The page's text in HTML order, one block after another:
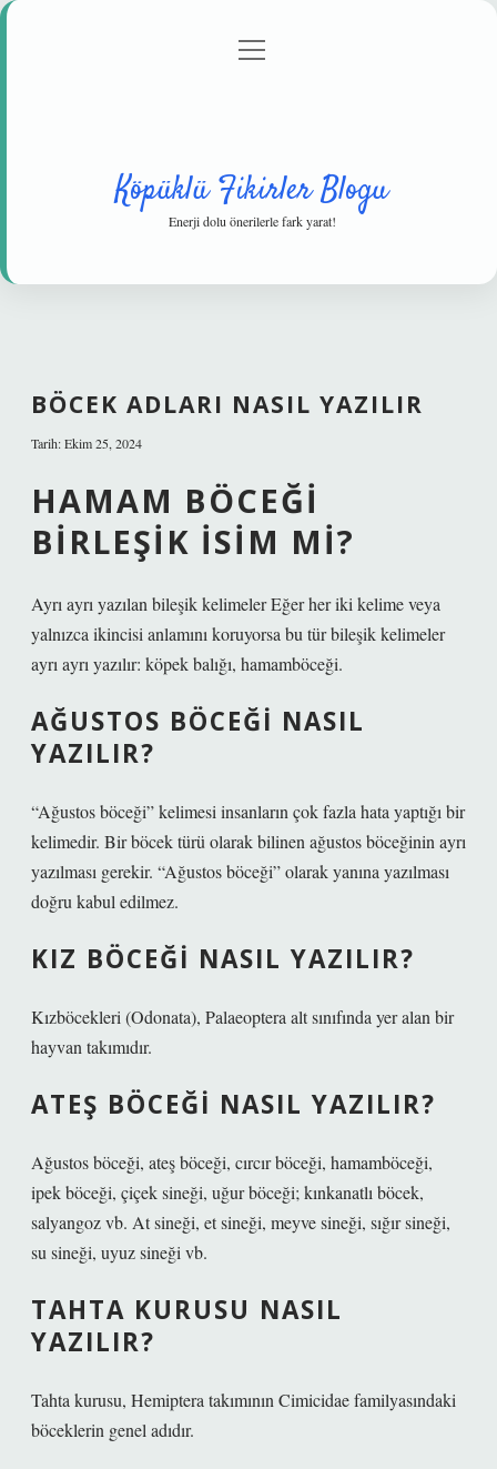
Gizlilik Politikası
menüyü
Köpüklü Fikirler Blogu
Enerji dolu önerilerle fark yarat!
BÖCEK ADLARI NASIL YAZILIR
Tarih: Ekim 25, 2024
HAMAM BÖCEĞI
BIRLEŞIK ISIM MI?
Ayrı ayrı yazılan bileşik kelimeler Eğer her iki kelime veya
yalnızca ikincisi anlamını koruyorsa bu tür bileşik kelimeler
ayrı ayrı yazılır: köpek balığı, hamamböceği.
AĞUSTOS BÖCEĞI NASIL
YAZILIR?
“Ağustos böceği” kelimesi insanların çok fazla hata yaptığı bir
kelimedir. Bir böcek türü olarak bilinen ağustos böceğinin ayrı
yazılması gerekir. “Ağustos böceği” olarak yanına yazılması
doğru kabul edilmez.
KIZ BÖCEĞI NASIL YAZILIR?
Kızböcekleri (Odonata), Palaeoptera alt sınıfında yer alan bir
hayvan takımıdır.
ATEŞ BÖCEĞI NASIL YAZILIR?
Ağustos böceği, ateş böceği, cırcır böceği, hamamböceği,
ipek böceği, çiçek sineği, uğur böceği; kınkanatlı böcek,
salyangoz vb. At sineği, et sineği, meyve sineği, sığır sineği,
su sineği, uyuz sineği vb.
TAHTA KURUSU NASIL
YAZILIR?
Tahta kurusu, Hemiptera takımının Cimicidae familyasındaki
böceklerin genel adıdır.